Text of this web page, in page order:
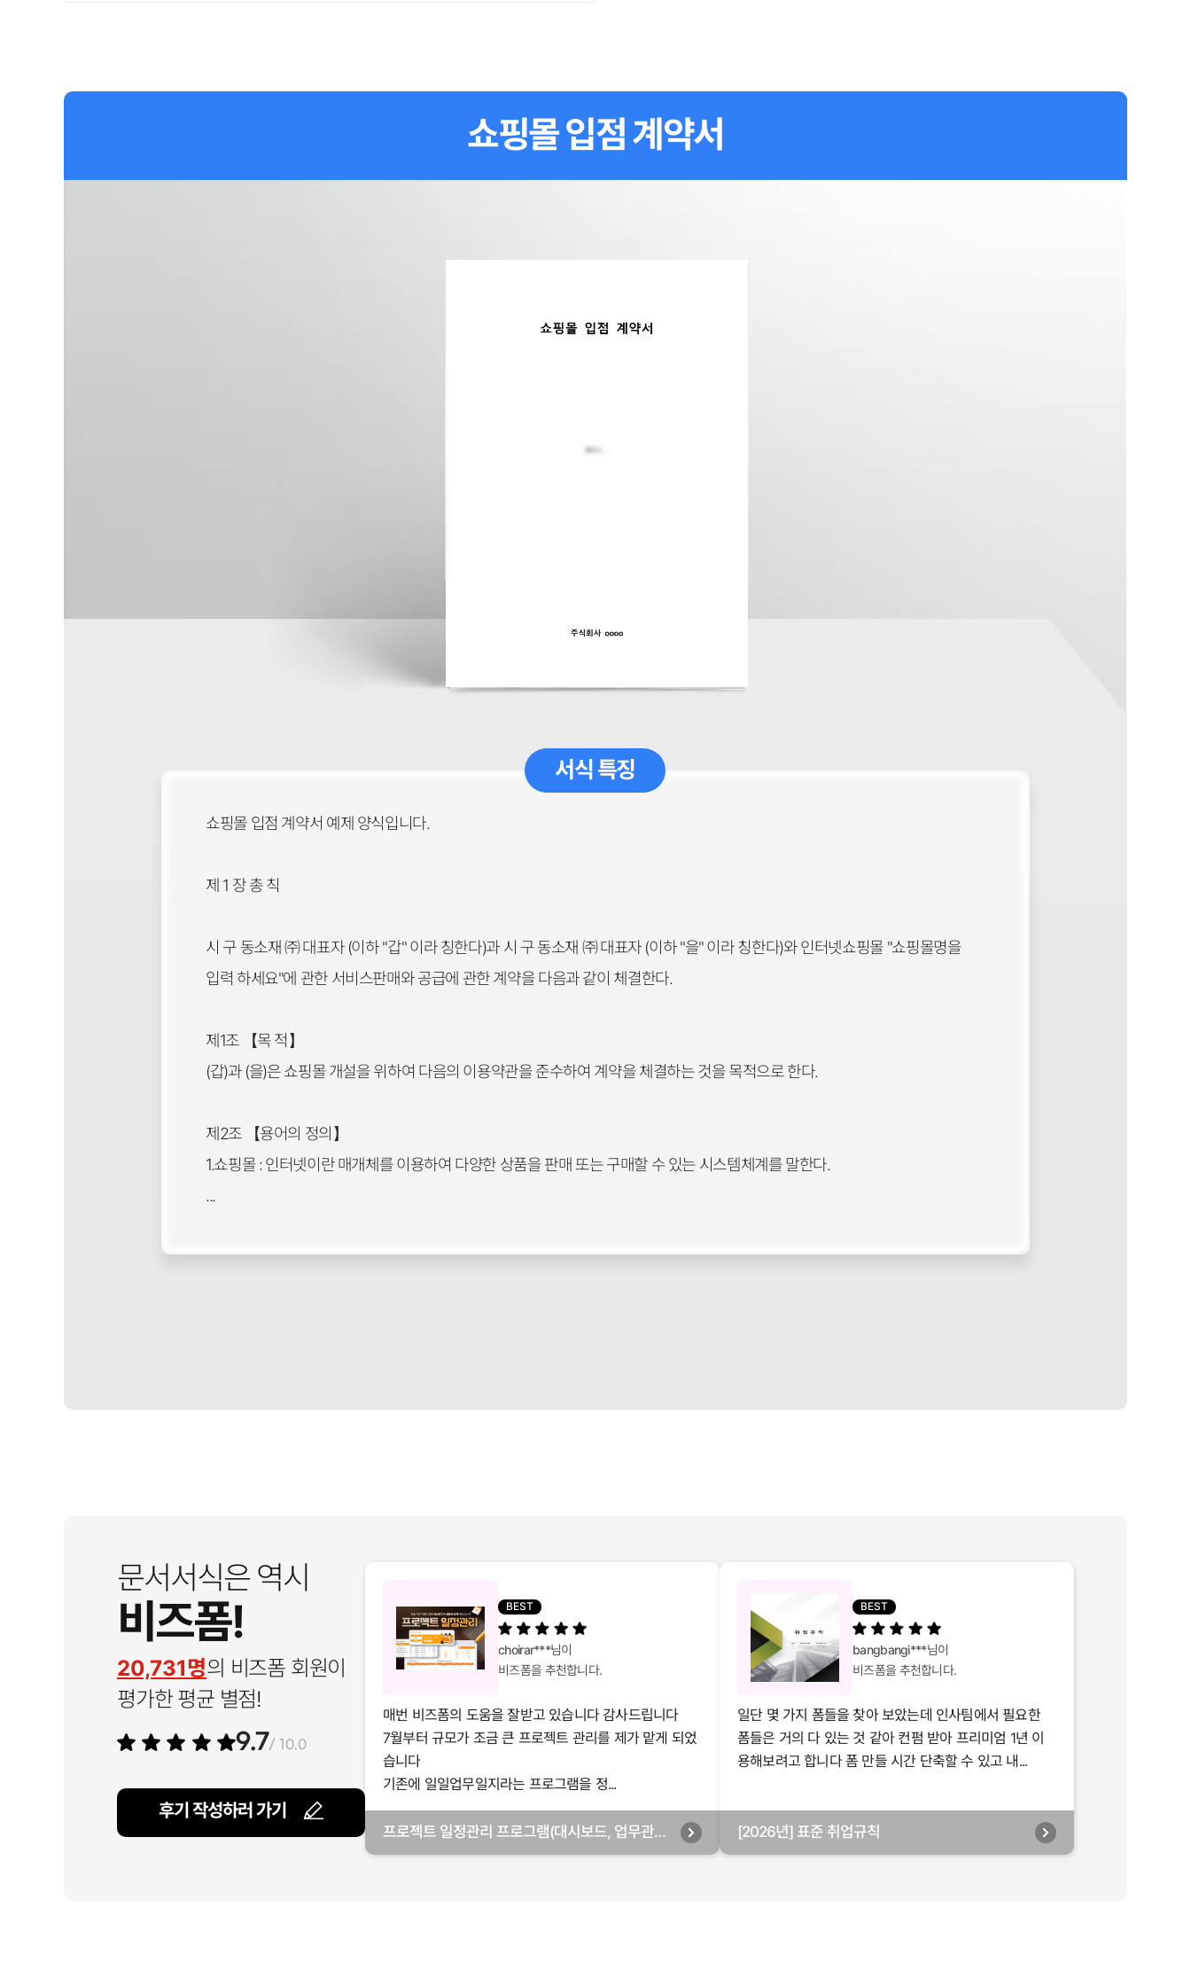
쇼핑몰 입점 계약서
서식 특징
쇼핑몰 입점 계약서 예제 양식입니다.
제 1 장 총 칙
시 구 동소재 ㈜ 대표자 (이하 "갑" 이라 칭한다)과 시 구 동소재 ㈜ 대표자 (이하 "을" 이라 칭한다)와 인터넷쇼핑몰 "쇼핑몰명을
입력 하세요"에 관한 서비스판매와 공급에 관한 계약을 다음과 같이 체결한다.
제1조 【목 적】
(갑)과 (을)은 쇼핑몰 개설을 위하여 다음의 이용약관을 준수하여 계약을 체결하는 것을 목적으로 한다.
제2조 【용어의 정의】
1.쇼핑몰 : 인터넷이란 매개체를 이용하여 다양한 상품을 판매 또는 구매할 수 있는 시스템체계를 말한다.
...
문서서식은 역시
비즈폼!
20,731명의 비즈폼 회원이
평가한 평균 별점!
9.7/ 10.0
후기 작성하러 가기
BEST
choirar***님이
비즈폼을 추천합니다.
매번 비즈폼의 도움을 잘받고 있습니다 감사드립니다
7월부터 규모가 조금 큰 프로젝트 관리를 제가 맡게 되었
습니다
기존에 일일업무일지라는 프로그램을 정...
프로젝트 일정관리 프로그램(대시보드, 업무관리,
BEST
bangbangi***님이
비즈폼을 추천합니다.
일단 몇 가지 폼들을 찾아 보았는데 인사팀에서 필요한
폼들은 거의 다 있는 것 같아 컨펌 받아 프리미엄 1년 이
용해보려고 합니다 폼 만들 시간 단축할 수 있고 내...
[2026년] 표준 취업규칙